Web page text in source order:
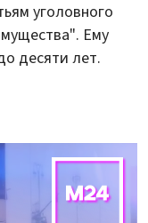
уголовного
Ему
десяти лет.